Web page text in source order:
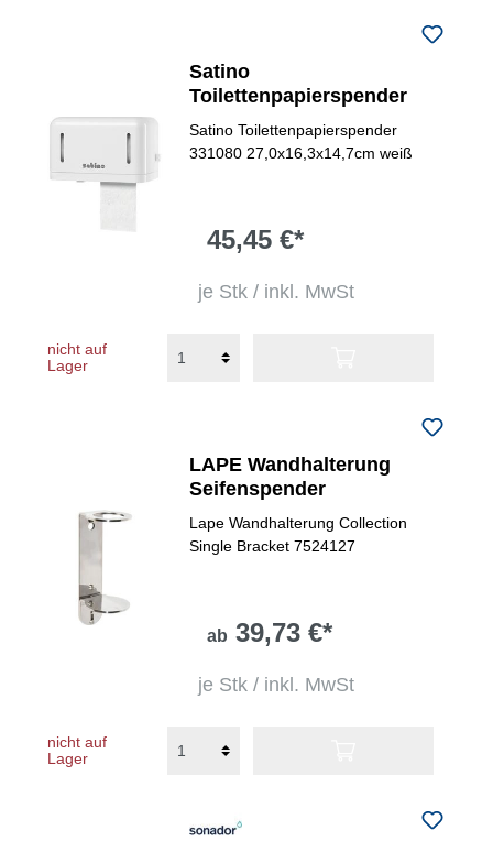
Satino
Toilettenpapierspender
Satino Toilettenpapierspender
331080 27,0x16,3x14,7cm weiß
45,45 €*
je Stk / inkl. MwSt
nicht auf
Lager
LAPE Wandhalterung
Seifenspender
Lape Wandhalterung Collection
Single Bracket 7524127
ab 39,73 €*
je Stk / inkl. MwSt
nicht auf
Lager